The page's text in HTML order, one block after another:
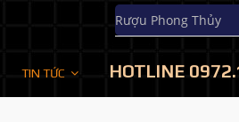
Rượu Phong Thủy
TIN TỨC HOTLINE